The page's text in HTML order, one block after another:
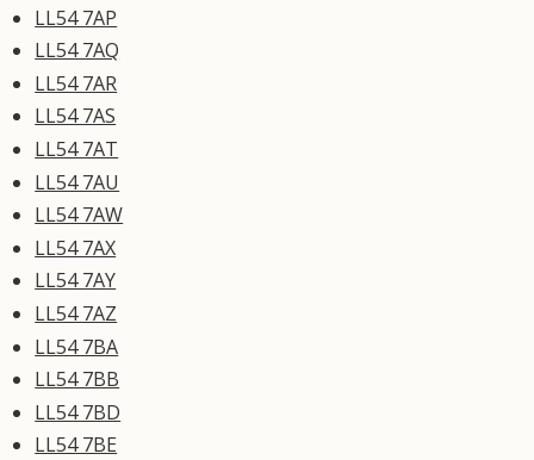
LL54 7AP
LL54 7AQ
LL54 7AR
LL54 7AS
LL54 7AT
LL54 7AU
LL54 7AW
LL54 7AX
LL54 7AY
LL54 7AZ
LL54 7BA
LL54 7BB
LL54 7BD
LL54 7BE